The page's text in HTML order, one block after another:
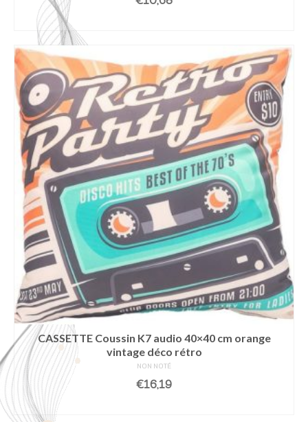
CASSETTE Coussin K7 audio 40×40 cm orange
vintage déco rétro
NON NOTÉ
€16,19